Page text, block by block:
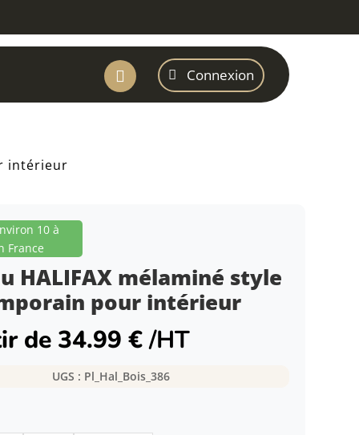
 Connexion
intérieur
10 à
France
HALIFAX mélaminé style
pour intérieur
de 34.99 €/HT
UGS : Pl_Hal_Bois_386